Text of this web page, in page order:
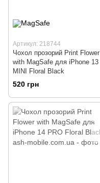
Артикул: 218744
Чохол прозорий Print Flower
with MagSafe для iPhone 13
MINI Floral Black
520 грн